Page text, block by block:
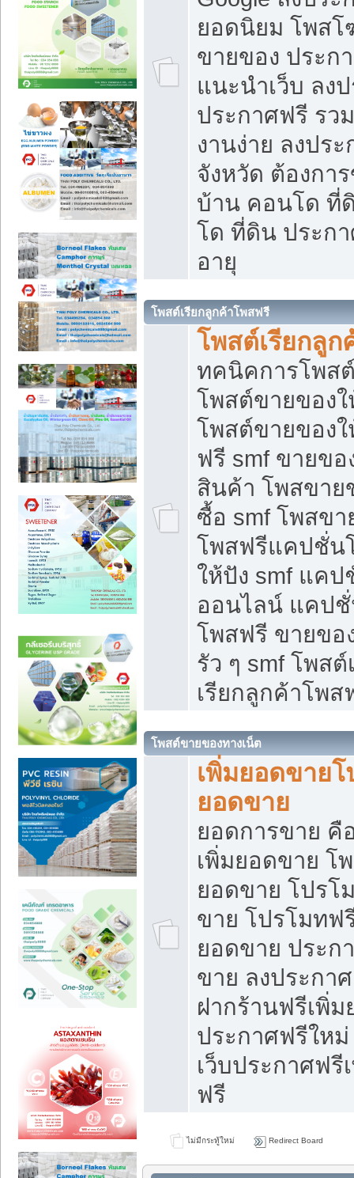
ยอดนิยม โพส
ขายของ ประก
แนะนำเว็บ ลง
ประกาศฟรี รว
งานง่าย ลงปร
จังหวัด ต้องกา
บ้าน คอนโด ที่
โด ที่ดิน ประก
อายุ
โพสต์เรียกลูกค้าโพสฟรี
โพสต์เรียกลูก
ทคนิคการโพส
โพสต์ขายของ
โพสต์ขายของ
ฟรี smf ขายข
สินค้า โพสขาย
ซื้อ smf โพสข
โพสฟรีแคปชั่น
ให้ปัง smf แค
ออนไลน์ แคป
โพสฟรี ขายขอ
รัว ๆ smf โพส
เรียกลูกค้าโพส
โพสต์ขายของทางเน็ต
เพิ่มยอดขาย
ยอดขาย
ยอดการขาย คื
เพิ่มยอดขาย โ
ยอดขาย โปรโ
ขาย โปรโมทฟ
ยอดขาย ประก
ขาย ลงประกา
ฝากร้านฟรีเพิ่ม
ประกาศฟรีให
เว็บประกาศฟรี
ฟรี
ไม่มีกระทู้ใหม่ Redirect Board